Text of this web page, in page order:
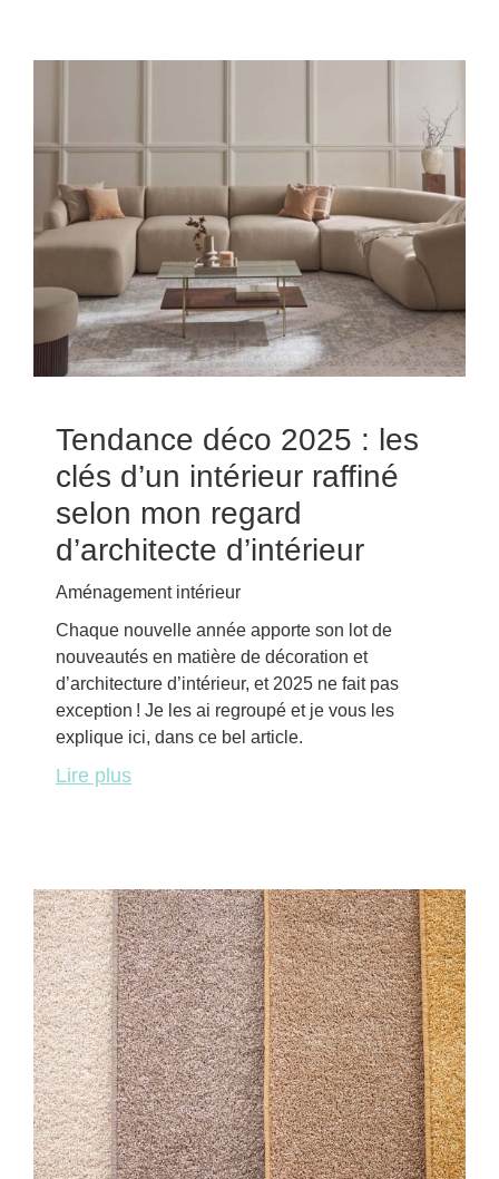
Tendance déco 2025 : les
clés d’un intérieur raffiné
selon mon regard
d’architecte d’intérieur
Aménagement intérieur
Chaque nouvelle année apporte son lot de
nouveautés en matière de décoration et
d’architecture d’intérieur, et 2025 ne fait pas
exception ! Je les ai regroupé et je vous les
explique ici, dans ce bel article.
Lire plus